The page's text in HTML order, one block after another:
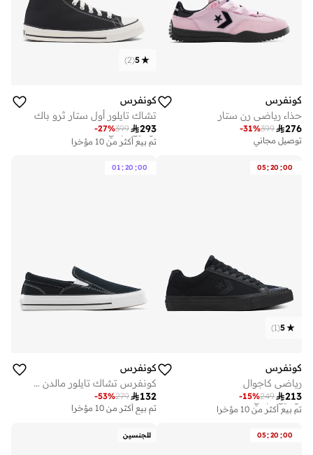
كونفرس
حذاء رياضي رن ستار
276
399
-31%
توصيل مجاني
5
(
2
)
كونفرس
تشاك تايلور أول ستار ثرو باك
293
399
-27%
توصيل مجاني
تم بيع أكثر من 10 مؤخرا
05:20 :00
5
(
1
)
كونفرس
رياضي كاجوال
213
249
-15%
توصيل مجاني
تم بيع أكثر من 10 مؤخرا
01:20 :00
كونفرس
كونفرس تشاك تايلور مالدن ستريت سلايد أون
132
279
-53%
تم بيع أكثر من 10 مؤخرا
05:20 :00 للجنسين